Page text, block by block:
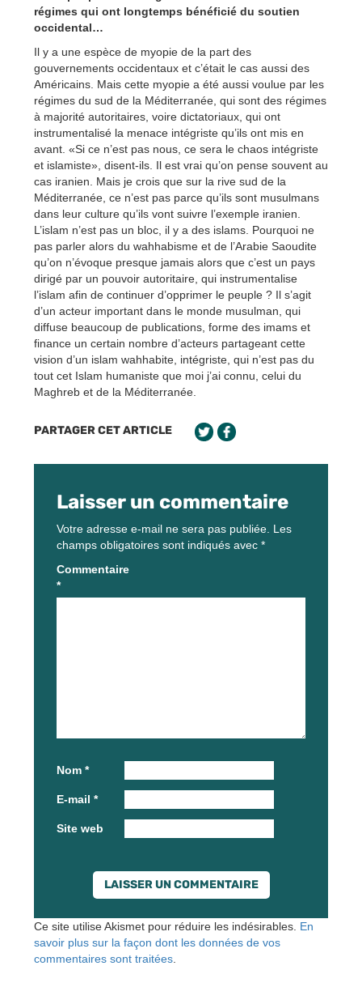
régimes qui ont longtemps bénéficié du soutien
occidental…
Il y a une espèce de myopie de la part des
gouvernements occidentaux et c’était le cas aussi des
Américains. Mais cette myopie a été aussi voulue par les
régimes du sud de la Méditerranée, qui sont des régimes
à majorité autoritaires, voire dictatoriaux, qui ont
instrumentalisé la menace intégriste qu’ils ont mis en
avant. «Si ce n’est pas nous, ce sera le chaos intégriste
et islamiste», disent-ils. Il est vrai qu’on pense souvent au
cas iranien. Mais je crois que sur la rive sud de la
Méditerranée, ce n’est pas parce qu’ils sont musulmans
dans leur culture qu’ils vont suivre l’exemple iranien.
L’islam n’est pas un bloc, il y a des islams. Pourquoi ne
pas parler alors du wahhabisme et de l’Arabie Saoudite
qu’on n’évoque presque jamais alors que c’est un pays
dirigé par un pouvoir autoritaire, qui instrumentalise
l’islam afin de continuer d’opprimer le peuple ? Il s’agit
d’un acteur important dans le monde musulman, qui
diffuse beaucoup de publications, forme des imams et
finance un certain nombre d’acteurs partageant cette
vision d’un islam wahhabite, intégriste, qui n’est pas du
tout cet Islam humaniste que moi j’ai connu, celui du
Maghreb et de la Méditerranée.
PARTAGER CET ARTICLE
Laisser un commentaire
Votre adresse e-mail ne sera pas publiée. Les
champs obligatoires sont indiqués avec *
Commentaire
*
Nom *
E-mail *
Site web
Ce site utilise Akismet pour réduire les indésirables. En
savoir plus sur la façon dont les données de vos
commentaires sont traitées.